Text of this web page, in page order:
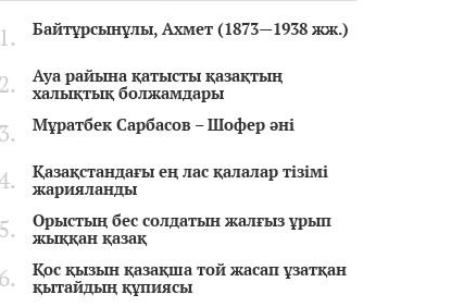
Байтұрсынұлы, Ахмет (1873—1938 жж.)
Ауа райына қатысты қазақтың
халықтық болжамдары
Мұратбек Сарбасов – Шофер әні
Қазақстандағы ең лас қалалар тізімі
жарияланды
Орыстың бес солдатын жалғыз ұрып
жыққан қазақ
Қос қызын қазақша той жасап ұзатқан
қытайдың құпиясы